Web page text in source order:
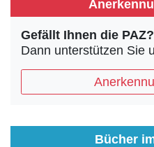
Gefällt Ihnen die PAZ?
Dann unterstützen Sie
Bücher